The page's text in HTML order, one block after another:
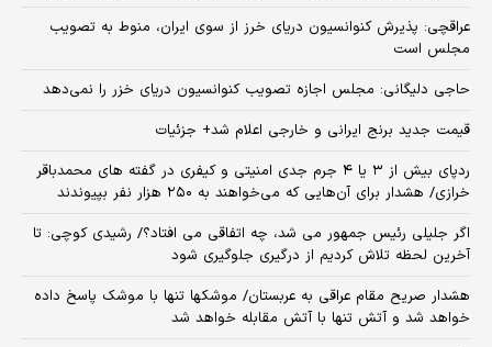
عراقچی: پذیرش کنوانسیون دریای خرز از سوی ایران، منوط به تصویب
مجلس است
حاجی دلیگانی: مجلس اجازه تصویب کنوانسیون دریای خزر را نمی‌دهد
قیمت جدید برنج ایرانی و خارجی اعلام شد+ جزئیات
ردپای بیش از ۳ یا ۴ جرم جدی امنیتی و کیفری در گفته های محمدباقر
خرازی/ هشدار برای آن‌هایی که می‌خواهند به ۲۵۰ هزار نفر بپیوندند
اگر جلیلی رئیس جمهور می شد، چه اتفاقی می افتاد؟/ رشیدی کوچی: تا
آخرین لحظه تلاش کردیم از درگیری جلوگیری شود
هشدار صریح مقام عراقی به عربستان/ موشکها تنها با موشک پاسخ داده
خواهد شد و آتش تنها با آتش مقابله خواهد شد